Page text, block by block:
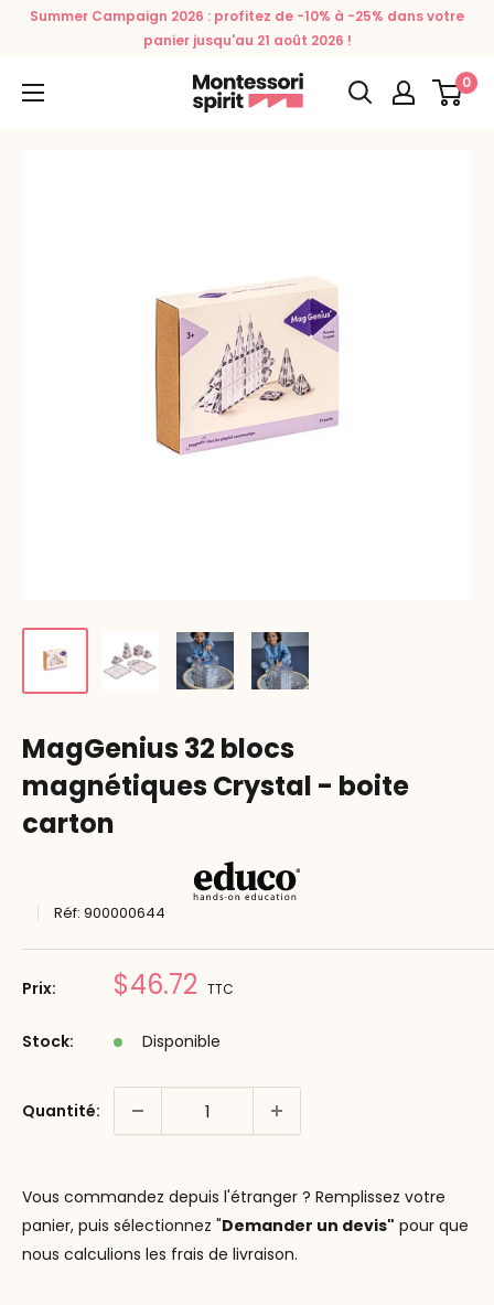
PasserSummer Campaign 2026 : profitez de -10% à -25% dans votre
panier jusqu'au 21 août 2026 !
Montessori
Spirit
0
MagGenius 32 blocs
magnétiques Crystal - boite
carton
Réf: 900000644
Prix: Prix
$46.72 TTC
Stock: Disponible
Quantité:
Vous commandez depuis l'étranger ? Remplissez votre
panier, puis sélectionnez "Demander un devis" pour que
nous calculions les frais de livraison.